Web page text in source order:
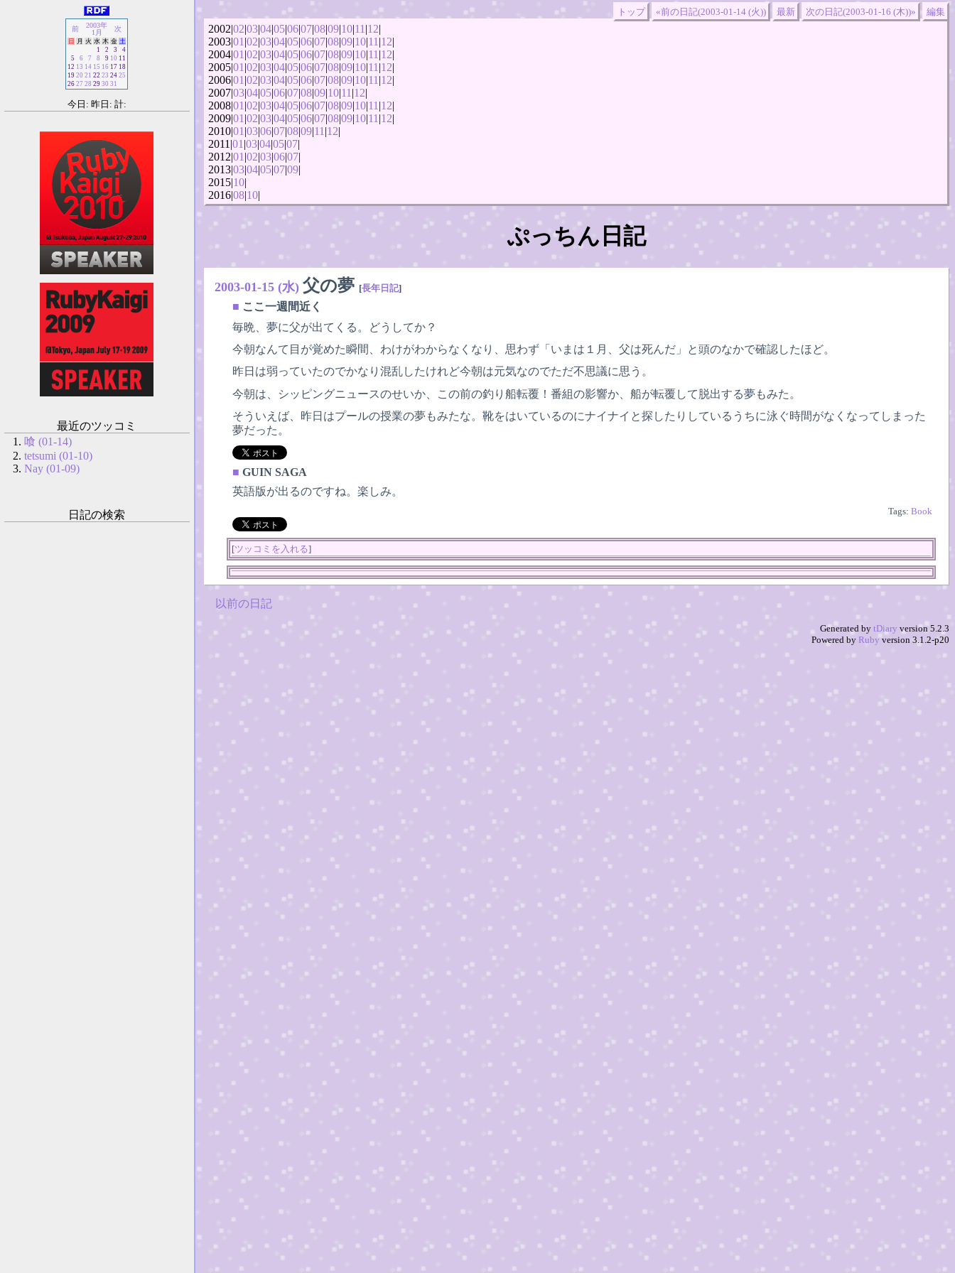
トップ «前の日記(2003-01-14 (火)) 最新 次の日記(2003-01-16 (木))» 編集
2002|02|03|04|05|06|07|08|09|10|11 |12|
2003|01 |02|03|04|05|06|07|08|09|10|11 |12|
2004|01 |02|03|04|05|06|07|08|09|10|11 |12|
2005|01 |02|03|04|05|06|07|08|09|10|11 |12|
2006|01 |02|03|04|05|06|07|08|09|10|11 |12|
2007|03|04|05|06|07|08|09|10|11 |12|
2008|01 |02|03|04|05|06|07|08|09|10|11 |12|
2009|01 |02|03|04|05|06|07|08|09|10|11 |12|
2010|01 |03|06|07|08|09|11 |12|
2011|01 |03|04|05|07|
2012|01 |02|03|06|07|
2013|03|04|05|07|09|
2015|10|
2016|08|10|
ぷっちん日記
2003-01-15 (水) 父の夢 [長年日記]
■ ここ一週間近く
毎晩、夢に父が出てくる。どうしてか？
今朝なんて目が覚めた瞬間、わけがわからなくなり、思わず「いまは１月、父は死んだ」と頭のなかで確認したほど。
昨日は弱っていたのでかなり混乱したけれど今朝は元気なのでただ不思議に思う。
今朝は、シッピングニュースのせいか、この前の釣り船転覆！番組の影響か、船が転覆して脱出する夢もみた。
そういえば、昨日はプールの授業の夢もみたな。靴をはいているのにナイナイと探したりしているうちに泳ぐ時間がなくなってしまった
夢だった。
■ GUIN SAGA
英語版が出るのですね。楽しみ。
Tags: Book
[ツッコミを入れる]
以前の日記
前
2003年
1月
次
日 月 火 水 木 金 土
1
2 3
4
5
6 7 8 9 10 11
12 13 14 15 16 17 18
19 20 21 22 23 24 25
26 27 28 29 30 31
今日: 昨日: 計:
最近のツッコミ
喰 (01-14)
tetsumi (01-10)
Nay (01-09)
日記の検索
Generated by tDiary version 5.2.3
Powered by Rubyversion 3.1.2-p20